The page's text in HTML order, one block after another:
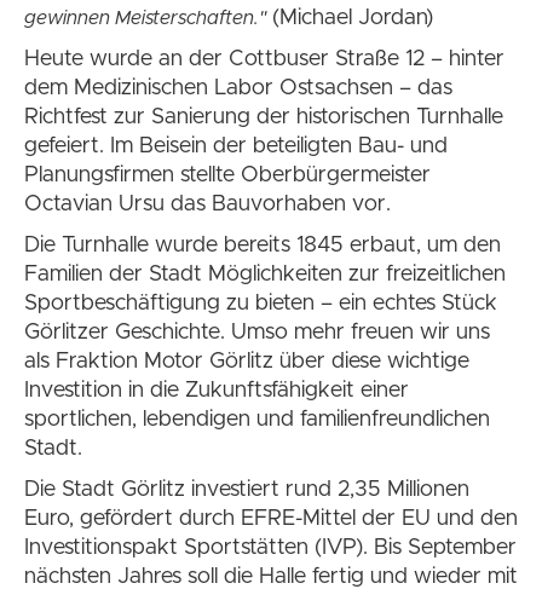
gewinnen Meisterschaften."(Michael Jordan)
Heute wurde an der Cottbuser Straße 12 – hinter
dem Medizinischen Labor Ostsachsen – das
Richtfest zur Sanierung der historischen Turnhalle
gefeiert. Im Beisein der beteiligten Bau- und
Planungsfirmen stellte Oberbürgermeister
Octavian Ursu das Bauvorhaben vor.
Die Turnhalle wurde bereits 1845 erbaut, um den
Familien der Stadt Möglichkeiten zur freizeitlichen
Sportbeschäftigung zu bieten – ein echtes Stück
Görlitzer Geschichte. Umso mehr freuen wir uns
als Fraktion Motor Görlitz über diese wichtige
Investition in die Zukunftsfähigkeit einer
sportlichen, lebendigen und familienfreundlichen
Stadt.
Die Stadt Görlitz investiert rund 2,35 Millionen
Euro, gefördert durch EFRE-Mittel der EU und den
Investitionspakt Sportstätten (IVP). Bis September
nächsten Jahres soll die Halle fertig und wieder mit